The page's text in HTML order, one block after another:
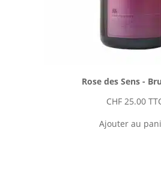
Rose des Sens -
CHF25.00
Ajouter au